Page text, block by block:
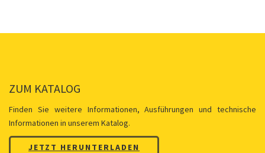
ZUM KATALOG
Finden Sie weitere Informationen, Ausführungen und technische
Informationen in unserem Katalog.
JETZT HERUNTERLADEN